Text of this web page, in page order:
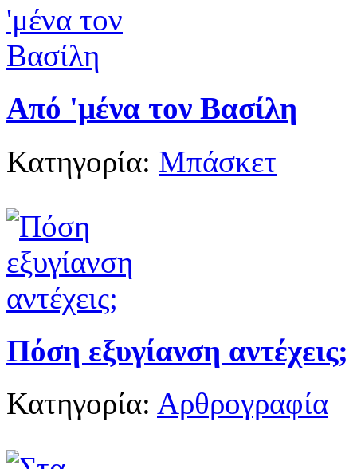
Από 'μένα τον Βασίλη
Κατηγορία: Μπάσκετ
Πόση εξυγίανση αντέχεις;
Κατηγορία: Αρθρογραφία